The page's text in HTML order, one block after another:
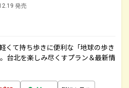
発売
くて持ち歩きに便利な「地球の歩き
台北を楽しみ尽くすプラン＆最新情